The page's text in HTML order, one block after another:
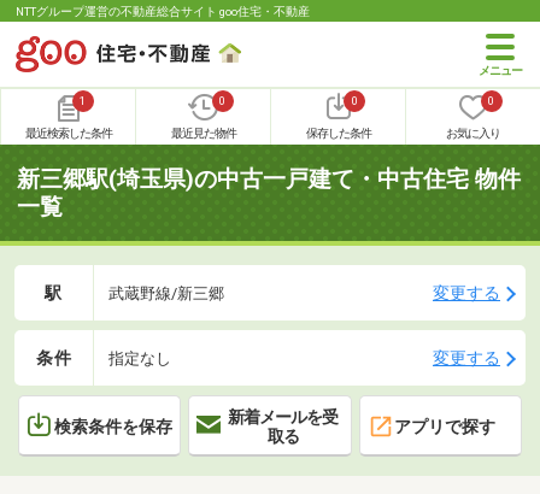
NTTグループ運営の不動産総合サイト goo住宅・不動産
1
最近検索した条件
0
最近見た物件
0
保存した条件
0
お気に入り
新三郷駅(埼玉県)の中古一戸建て・中古住宅 物件
一覧
駅 武蔵野線/新三郷 変更する
条件 指定なし 変更する
検索条件を保存
新着メールを受
取る
アプリで探す